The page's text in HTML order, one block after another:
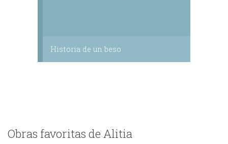
Historia de un beso
Obras favoritas de Alitia